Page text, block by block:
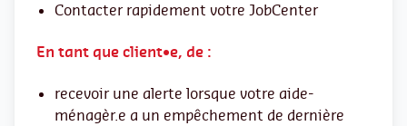
Contacter rapidement votre JobCenter
En tant que client•e, de :
recevoir une alerte lorsque votre aide-
ménagèr.e a un empêchement de dernière